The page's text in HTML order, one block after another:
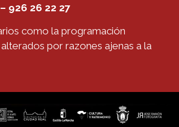
926 26 22 27
como la programación
por razones ajenas a la